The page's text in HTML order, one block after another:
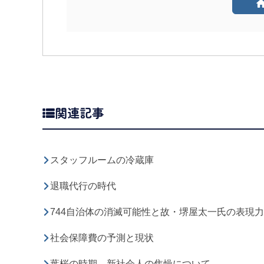
関連記事
スタッフルームの冷蔵庫
退職代行の時代
744自治体の消滅可能性と故・堺屋太一氏の表現力
社会保障費の予測と現状